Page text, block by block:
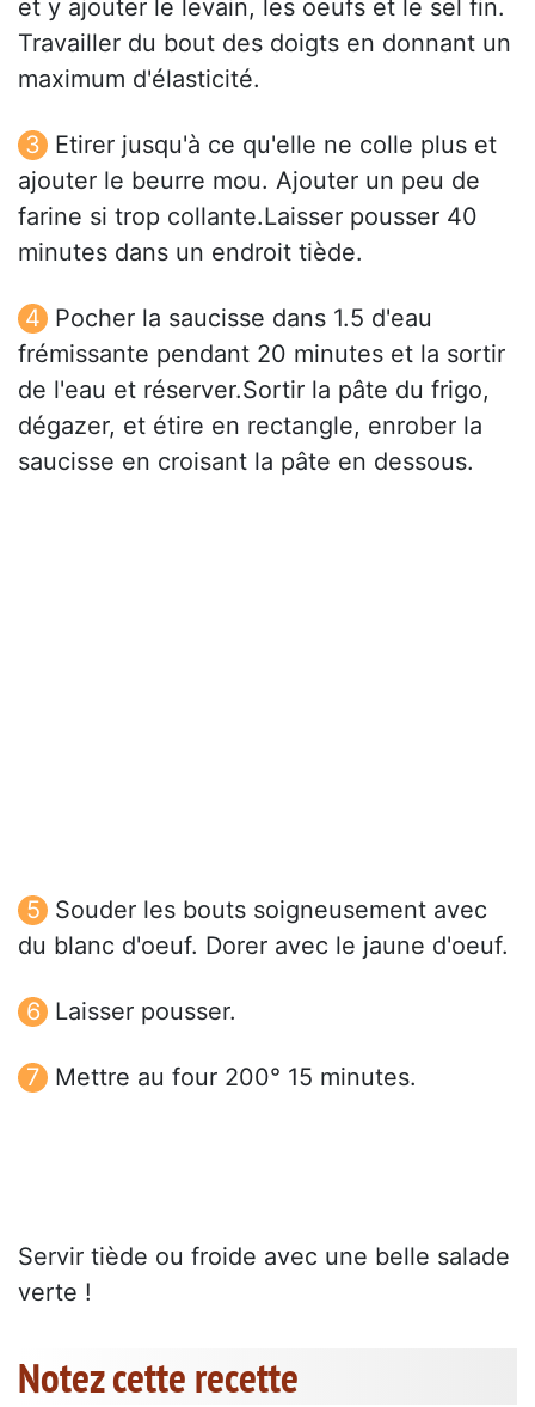
et y ajouter le levain, les oeufs et le sel fin.
Travailler du bout des doigts en donnant un
maximum d'élasticité.
Etirer jusqu'à ce qu'elle ne colle plus et
ajouter le beurre mou. Ajouter un peu de
farine si trop collante.Laisser pousser 40
minutes dans un endroit tiède.
Pocher la saucisse dans 1.5 d'eau
frémissante pendant 20 minutes et la sortir
de l'eau et réserver.Sortir la pâte du frigo,
dégazer, et étire en rectangle, enrober la
saucisse en croisant la pâte en dessous.
Souder les bouts soigneusement avec
du blanc d'oeuf. Dorer avec le jaune d'oeuf.
Laisser pousser.
Mettre au four 200° 15 minutes.
Servir tiède ou froide avec une belle salade
verte !
Notez cette recette